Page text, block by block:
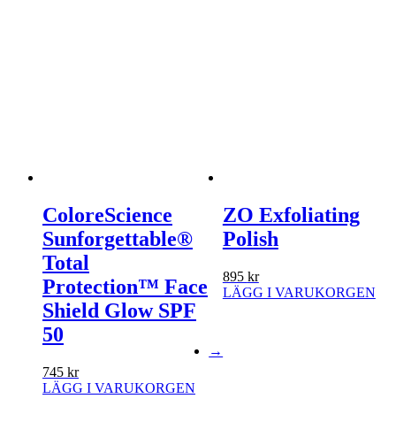
ColoreScience
Sunforgettable®
Total
Protection™ Face
Shield Glow SPF
50
745 kr
LÄGG I VARUKORGEN
ZO Exfoliating
Polish
895 kr
LÄGG I VARUKORGEN
→